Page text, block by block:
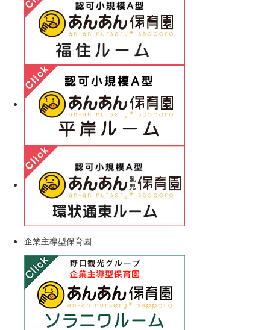
企業主導型保育園